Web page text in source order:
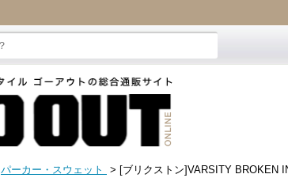
パーカー・スウェット > [ブリクストン]VARSITY BROKEN